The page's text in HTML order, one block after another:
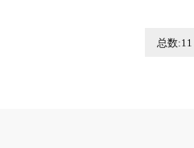
总数:11